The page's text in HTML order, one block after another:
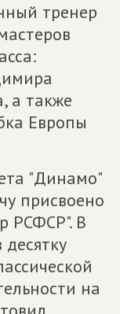
тренер
а также
Европы
"Динамо"
присвоено
РСФСР". В
на